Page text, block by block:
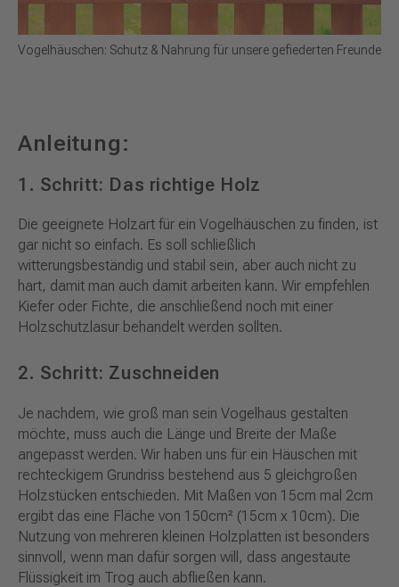
Vogelhäuschen: Schutz & Nahrung für unsere gefiederten Freunde
Anleitung:
1. Schritt: Das richtige Holz
Die geeignete Holzart für ein Vogelhäuschen zu finden, ist
gar nicht so einfach. Es soll schließlich
witterungsbeständig und stabil sein, aber auch nicht zu
hart, damit man auch damit arbeiten kann. Wir empfehlen
Kiefer oder Fichte, die anschließend noch mit einer
Holzschutzlasur behandelt werden sollten.
2. Schritt: Zuschneiden
Je nachdem, wie groß man sein Vogelhaus gestalten
möchte, muss auch die Länge und Breite der Maße
angepasst werden. Wir haben uns für ein Häuschen mit
rechteckigem Grundriss bestehend aus 5 gleichgroßen
Holzstücken entschieden. Mit Maßen von 15cm mal 2cm
ergibt das eine Fläche von 150cm² (15cm x 10cm). Die
Nutzung von mehreren kleinen Holzplatten ist besonders
sinnvoll, wenn man dafür sorgen will, dass angestaute
Flüssigkeit im Trog auch abfließen kann.